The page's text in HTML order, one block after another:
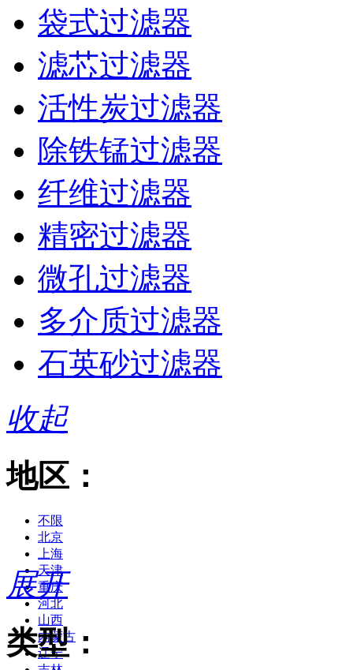
袋式过滤器
滤芯过滤器
活性炭过滤器
除铁锰过滤器
纤维过滤器
精密过滤器
微孔过滤器
多介质过滤器
石英砂过滤器
收起
地区：
不限
北京
上海
天津
重庆
河北
山西
内蒙古
辽宁
展开
类型：